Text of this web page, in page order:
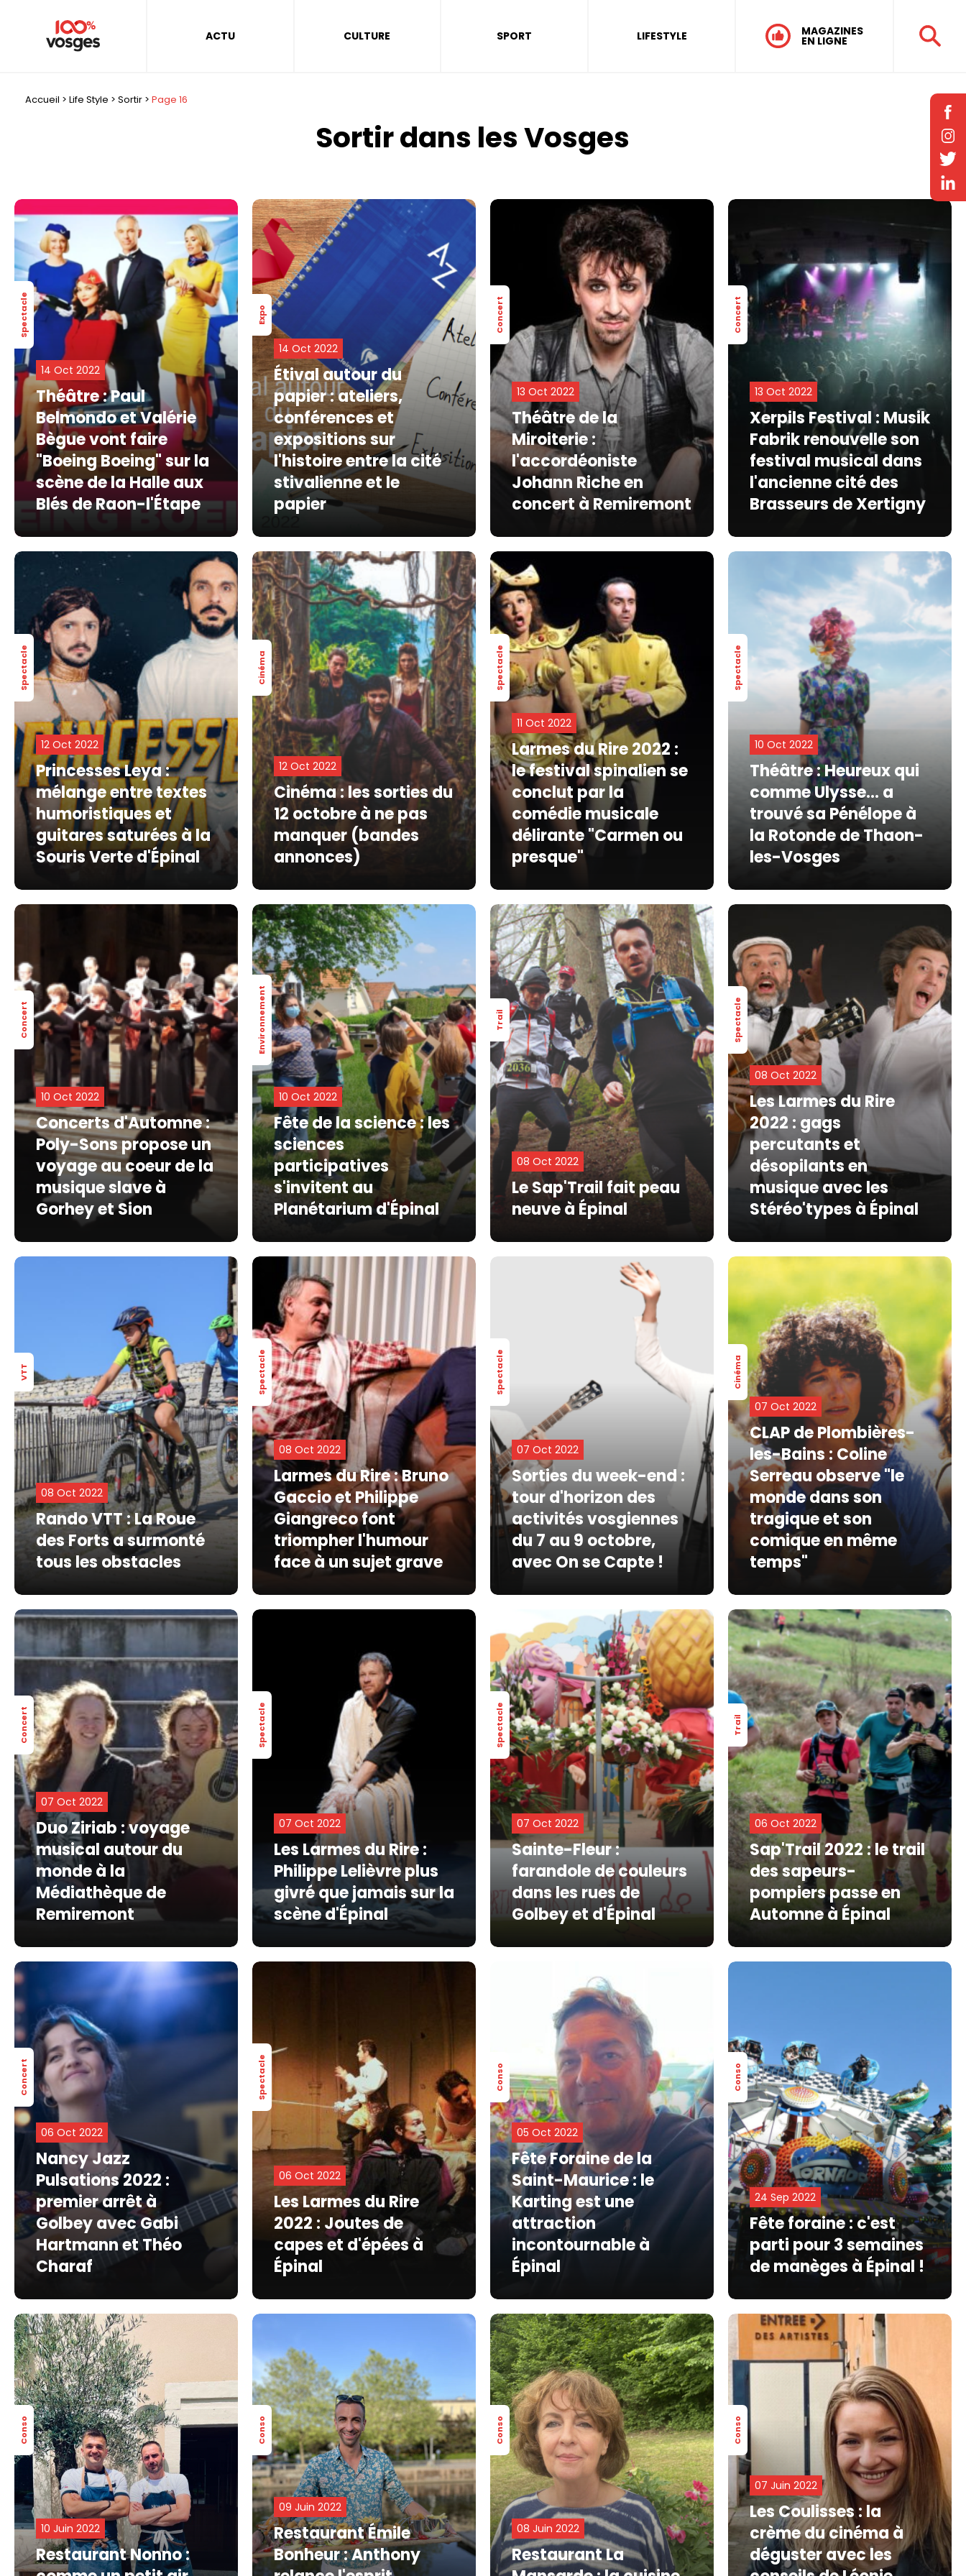
ACTU CULTURE SPORT LIFESTYLE MAGAZINES
EN LIGNE
Accueil > Life Style > Sortir > Page 16
Sortir dans les Vosges
Spectacle
14 Oct 2022
Théâtre : Paul
Belmondo et Valérie
Bègue vont faire
"Boeing Boeing" sur la
scène de la Halle aux
Blés de Raon-l'Étape
Expo
14 Oct 2022
Étival autour du
papier : ateliers,
conférences et
expositions sur
l'histoire entre la cité
stivalienne et le
papier
Concert
13 Oct 2022
Théâtre de la
Miroiterie :
l'accordéoniste
Johann Riche en
concert à Remiremont
Concert
13 Oct 2022
Xerpils Festival : Musik
Fabrik renouvelle son
festival musical dans
l'ancienne cité des
Brasseurs de Xertigny
Spectacle
12 Oct 2022
Princesses Leya :
mélange entre textes
humoristiques et
guitares saturées à la
Souris Verte d'Épinal
Cinéma
12 Oct 2022
Cinéma : les sorties du
12 octobre à ne pas
manquer (bandes
annonces)
Spectacle
11 Oct 2022
Larmes du Rire 2022 :
le festival spinalien se
conclut par la
comédie musicale
délirante "Carmen ou
presque"
Spectacle
10 Oct 2022
Théâtre : Heureux qui
comme Ulysse... a
trouvé sa Pénélope à
la Rotonde de Thaon-
les-Vosges
Concert
10 Oct 2022
Concerts d'Automne :
Poly-Sons propose un
voyage au coeur de la
musique slave à
Gorhey et Sion
Environnement
10 Oct 2022
Fête de la science : les
sciences
participatives
s'invitent au
Planétarium d'Épinal
Trail
08 Oct 2022
Le Sap'Trail fait peau
neuve à Épinal
Spectacle
08 Oct 2022
Les Larmes du Rire
2022 : gags
percutants et
désopilants en
musique avec les
Stéréo'types à Épinal
VTT
08 Oct 2022
Rando VTT : La Roue
des Forts a surmonté
tous les obstacles
Spectacle
08 Oct 2022
Larmes du Rire : Bruno
Gaccio et Philippe
Giangreco font
triompher l'humour
face à un sujet grave
Spectacle
07 Oct 2022
Sorties du week-end :
tour d'horizon des
activités vosgiennes
du 7 au 9 octobre,
avec On se Capte !
Cinéma
07 Oct 2022
CLAP de Plombières-
les-Bains : Coline
Serreau observe "le
monde dans son
tragique et son
comique en même
temps"
Concert
07 Oct 2022
Duo Ziriab : voyage
musical autour du
monde à la
Médiathèque de
Remiremont
Spectacle
07 Oct 2022
Les Larmes du Rire :
Philippe Lelièvre plus
givré que jamais sur la
scène d'Épinal
Spectacle
07 Oct 2022
Sainte-Fleur :
farandole de couleurs
dans les rues de
Golbey et d'Épinal
Trail
06 Oct 2022
Sap'Trail 2022 : le trail
des sapeurs-
pompiers passe en
Automne à Épinal
Concert
06 Oct 2022
Nancy Jazz
Pulsations 2022 :
premier arrêt à
Golbey avec Gabi
Hartmann et Théo
Charaf
Spectacle
06 Oct 2022
Les Larmes du Rire
2022 : Joutes de
capes et d'épées à
Épinal
Conso
05 Oct 2022
Fête Foraine de la
Saint-Maurice : le
Karting est une
attraction
incontournable à
Épinal
Conso
24 Sep 2022
Fête foraine : c'est
parti pour 3 semaines
de manèges à Épinal !
Conso
10 Juin 2022
Restaurant Nonno :
Conso
09 Juin 2022
Restaurant Émile
Bonheur : Anthony
Conso
08 Juin 2022
Restaurant La
Conso
07 Juin 2022
Les Coulisses : la
crème du cinéma à
déguster avec les